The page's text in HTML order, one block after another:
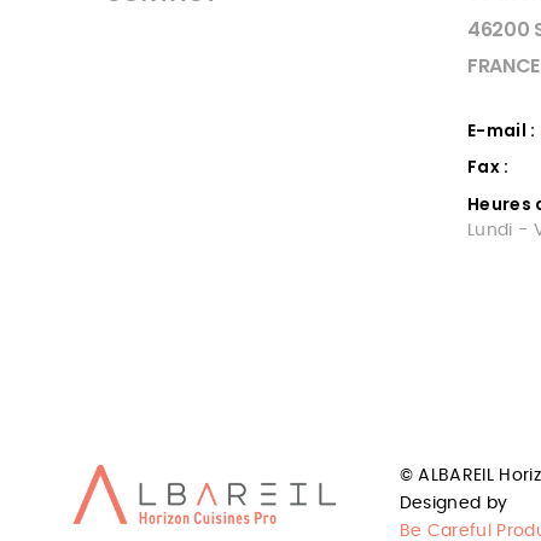
46200
FRANCE
E-mail :
Fax :
Heures
Lundi -
Elbareil quercinox vente de materiels
de cuisines, installation frigorifiques.
42 ans d'experience
tous les
© ALBAREIL
Designed by
Be Careful